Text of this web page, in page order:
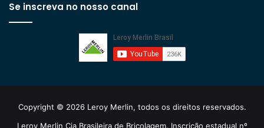
Se inscreva no nosso canal
Copyright © 2026 Leroy Merlin, todos os direitos reservados.
Leroy Merlin Cia Brasileira de Bricolagem. Inscrição estadual nº